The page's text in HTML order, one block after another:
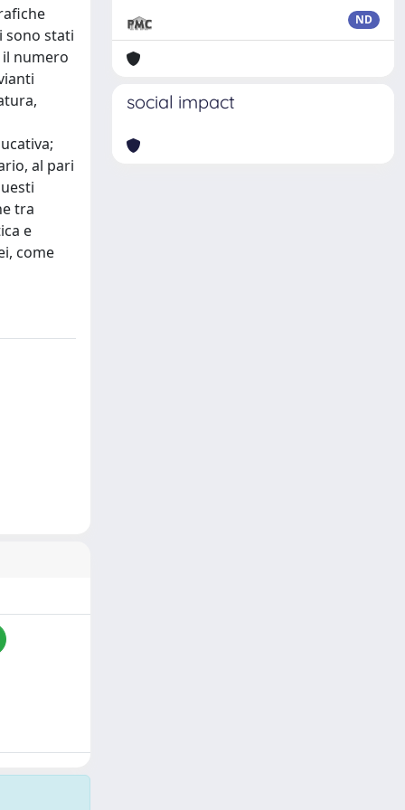
sono stati
numero
al pari
tra
e
come
ND
social impact